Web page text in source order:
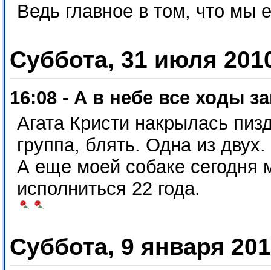
Ведь главное в том, что мы
Суббота, 31 июля
16:08 - А в небе все ходы
Агата Кристи накрылась
группа, блять. Одна из
А еще моей собаке сегодня
исполниться 22 года.
Суббота, 9 января